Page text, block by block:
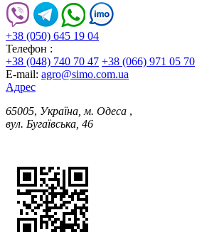
+38 (050) 645 19 04
Телефон :
+38 (048) 740 70 47 +38 (066) 971 05 70
E-mail: agro@simo.com.ua
Адрес
65005, Україна, м. Одеса ,
вул. Бугаївська, 46